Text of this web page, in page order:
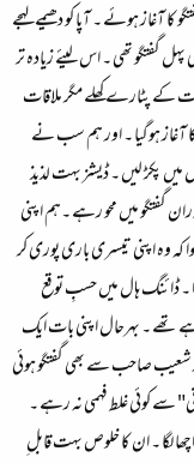
برس کا تعطل تھا۔ گفتگو کا آغاز ہوئے ۔ آپا کو دھیمے لہجے
گفتگو تھی ۔ اس لیئے زیادہ تر
کے پٹارے کھلے مگر ملاقات
کا آغاز ہوگیا ۔ اور ہم سب نے
پکڑ لیں ۔ ڈیشز بہت لذیذ
گفتگو میں محو رہے ۔ہم اپنی
کہ وہ اپنی تیسری باری پوری کر
۔ ڈائنگ ہال میں حسبِ توقع
۔ بہرحال اپنی بات ایک
صاحب سے بھی گفتگو ہوئی
سے کوئی غلط فہمی نہ رہے ۔
لگا ۔ ان کا خلوص بہت قابل